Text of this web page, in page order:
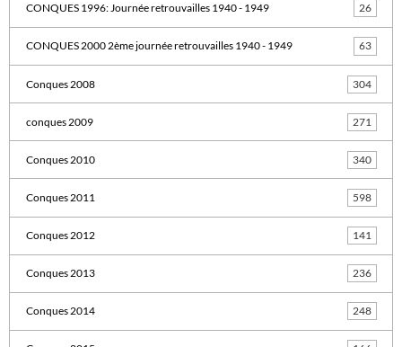
CONQUES 1996: Journée retrouvailles 1940 - 1949 26
CONQUES 2000 2ème journée retrouvailles 1940 - 1949 63
Conques 2008 304
conques 2009 271
Conques 2010 340
Conques 2011 598
Conques 2012 141
Conques 2013 236
Conques 2014 248